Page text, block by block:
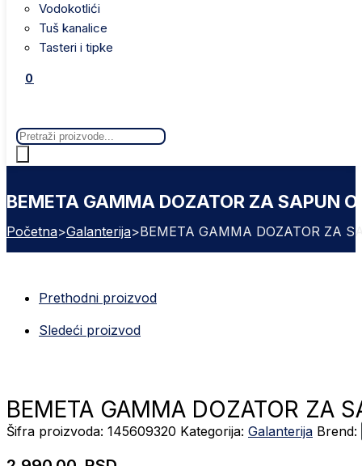
vodokotlići
tuš kanalice
tasteri i tipke
0
Products
search
BEMETA GAMMA DOZATOR ZA SAPUN
Početna>Galanterija>BEMETA GAMMA DOZATOR ZA
Prethodni proizvod
Sledeći proizvod
BEMETA GAMMA DOZATOR ZA
Šifra proizvoda: 145609320 Kategorija: Galanterija Brend: